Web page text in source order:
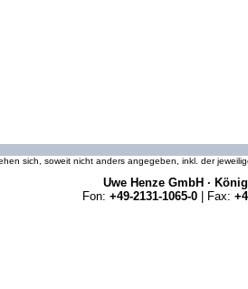
sich, soweit nicht anders angegeben, inkl. der
Uwe Henze GmbH ·
Fon: +49-2131-1065-0 | Fax: